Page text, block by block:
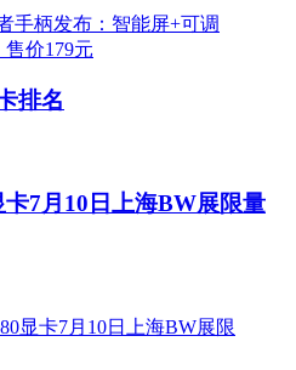
排名
7月10日上海BW展限量